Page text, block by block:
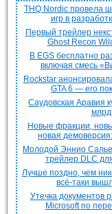
THQ Nordic провела
игр в
Первый трейлер
Ghost Recon
В EGS бесплатно
включая смесь
Rockstar
GTA 6 — его
Саудовская Аравия
млрд
Новые фракции,
новая
Молодой Эннио
трейлер DLC
Лучше поздно, чем
всё-таки
Утечка документов
Microsoft по